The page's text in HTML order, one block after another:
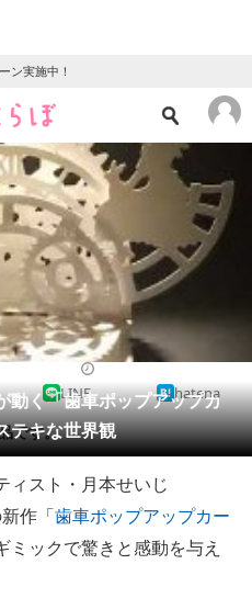
ン実施中！
ニュース
クイズ
地域
教育・育児
リサーチ
く「歯車ポップアップカ
テキな世界観
LINE hatena
です。
スト・月本せいじ
作「 歯車ポップアップカー
ミックで驚きと感動を与え